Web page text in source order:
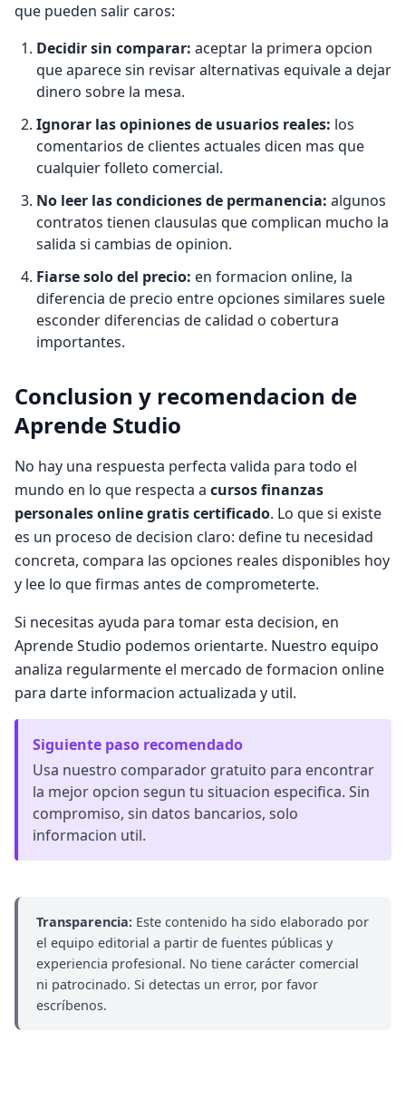
que pueden salir caros:
Decidir sin comparar: aceptar la primera opcion
que aparece sin revisar alternativas equivale a dejar
dinero sobre la mesa.
Ignorar las opiniones de usuarios reales: los
comentarios de clientes actuales dicen mas que
cualquier folleto comercial.
No leer las condiciones de permanencia: algunos
contratos tienen clausulas que complican mucho la
salida si cambias de opinion.
Fiarse solo del precio: en formacion online, la
diferencia de precio entre opciones similares suele
esconder diferencias de calidad o cobertura
importantes.
Conclusion y recomendacion de
Aprende Studio
No hay una respuesta perfecta valida para todo el
mundo en lo que respecta a cursos finanzas
personales online gratis certificado. Lo que si existe
es un proceso de decision claro: define tu necesidad
concreta, compara las opciones reales disponibles hoy
y lee lo que firmas antes de comprometerte.
Si necesitas ayuda para tomar esta decision, en
Aprende Studio podemos orientarte. Nuestro equipo
analiza regularmente el mercado de formacion online
para darte informacion actualizada y util.
Siguiente paso recomendado
Usa nuestro comparador gratuito para encontrar
la mejor opcion segun tu situacion especifica. Sin
compromiso, sin datos bancarios, solo
informacion util.
Transparencia: Este contenido ha sido elaborado por
el equipo editorial a partir de fuentes públicas y
experiencia profesional. No tiene carácter comercial
ni patrocinado. Si detectas un error, por favor
escríbenos.